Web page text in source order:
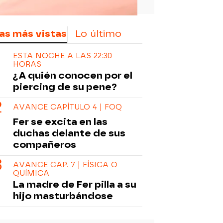
más vistas Lo último
ESTA NOCHE A LAS 22:30
HORAS
¿A quién conocen por el
piercing de su pene?
AVANCE CAPÍTULO 4 | FOQ
Fer se excita en las
duchas delante de sus
compañeros
AVANCE CAP. 7 | FÍSICA O
QUÍMICA
La madre de Fer pilla a su
hijo masturbándose